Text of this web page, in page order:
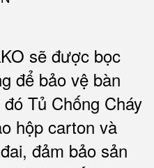
sẽ được bọc
để bảo vệ bàn
đó Tủ Chống Cháy
hộp carton và
đảm bảo sản